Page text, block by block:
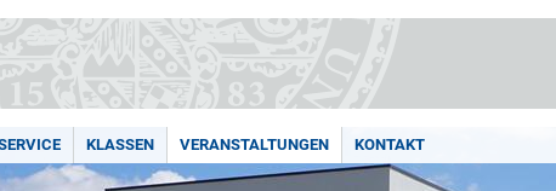
KLASSEN VERANSTALTUNGEN KONTAKT